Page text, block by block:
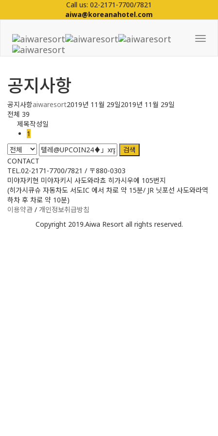
Call us: 02-2171-7700/7821
aiwa@koreanahotel.com
공지사항
공지사항aiwaresort2019년 11월 29일2019년 11월 29일
전체 39
제목작성일
1
검색
CONTACT
TEL.02-2171-7700/7821 / 〒880-0303
미야자키현 미야자키시 사도와라쵸 히가시우에 105번지
(히가시큐슈 자동차도 서도IC 에서 차로 약 15분/ JR 닛포선 사도와라역
하차 후 차로 약 10분)
이용약관 / 개인정보취급방침
Copyright 2019.Aiwa Resort all rights reserved.